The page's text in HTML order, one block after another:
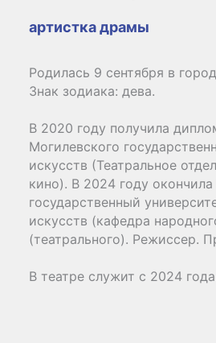
артистка драмы
Родилась 9 сентября в
Знак зодиака: дева.
В 2020 году получила
Могилевского
искусств (Театральное
кино). В 2024 году
государственный
искусств (кафедра
(театрального). Режиссер.
В театре служит с 2024